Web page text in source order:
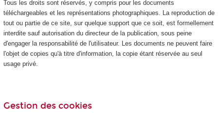
Tous les droits sont réservés, y compris pour les documents
téléchargeables et les représentations photographiques. La reproduction de
tout ou partie de ce site, sur quelque support que ce soit, est formellement
interdite sauf autorisation du directeur de la publication, sous peine
d'engager la responsabilité de l'utilisateur. Les documents ne peuvent faire
l'objet de copies qu'à titre d'information, la copie étant réservée au seul
usage privé.
Gestion des cookies